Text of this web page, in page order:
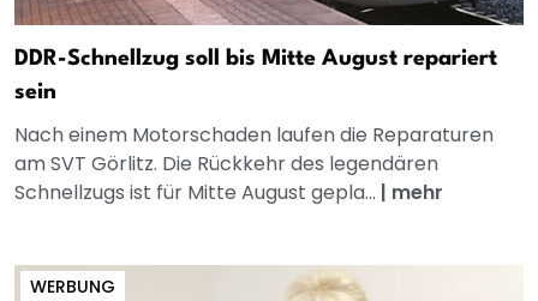
DDR-Schnellzug soll bis Mitte August repariert
sein
Nach einem Motorschaden laufen die Reparaturen
am SVT Görlitz. Die Rückkehr des legendären
Schnellzugs ist für Mitte August gepla... | mehr
WERBUNG